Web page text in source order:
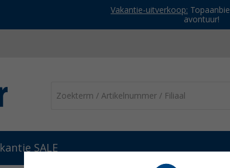
Vakantie-uitverkoop:
avontuur!
SALE